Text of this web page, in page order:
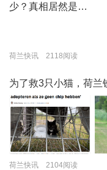
少？真相居然是…
荷兰快讯 2118阅读
为了救3只小猫，荷兰
荷兰快讯 2104阅读